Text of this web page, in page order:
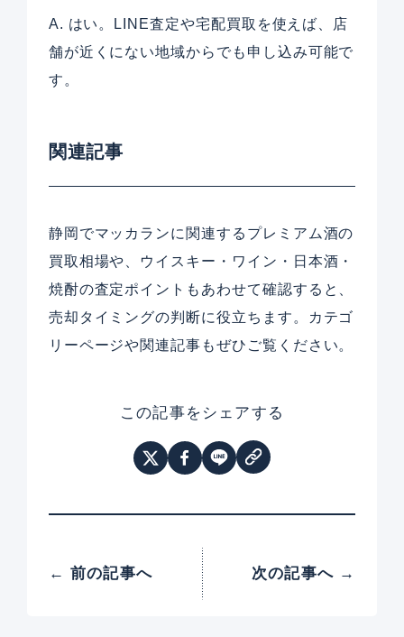
A. はい。LINE査定や宅配買取を使えば、店
舗が近くにない地域からでも申し込み可能で
す。
関連記事
静岡でマッカランに関連するプレミアム酒の
買取相場や、ウイスキー・ワイン・日本酒・
焼酎の査定ポイントもあわせて確認すると、
売却タイミングの判断に役立ちます。カテゴ
リーページや関連記事もぜひご覧ください。
この記事をシェアする
← 前の記事へ 次の記事へ →